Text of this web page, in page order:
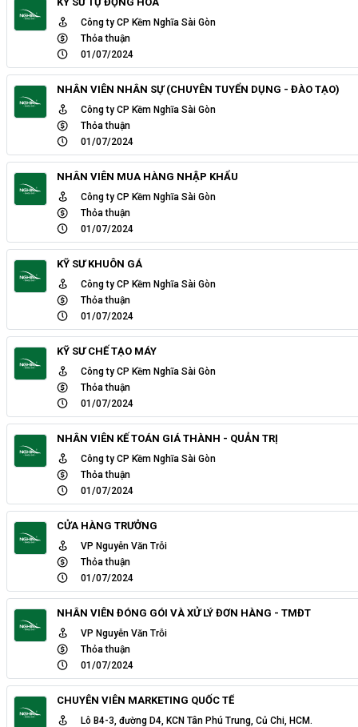
Công ty CP Kềm Nghĩa Sài Gòn
Thỏa thuận
01/07/2024
NHÂN VIÊN NHÂN SỰ (CHUYÊN TUYỂN DỤNG - ĐÀO TẠO)
Công ty CP Kềm Nghĩa Sài Gòn
Thỏa thuận
01/07/2024
NHÂN VIÊN MUA HÀNG NHẬP KHẨU
Công ty CP Kềm Nghĩa Sài Gòn
Thỏa thuận
01/07/2024
KỸ SƯ KHUÔN GÁ
Công ty CP Kềm Nghĩa Sài Gòn
Thỏa thuận
01/07/2024
KỸ SƯ CHẾ TẠO MÁY
Công ty CP Kềm Nghĩa Sài Gòn
Thỏa thuận
01/07/2024
NHÂN VIÊN KẾ TOÁN GIÁ THÀNH - QUẢN TRỊ
Công ty CP Kềm Nghĩa Sài Gòn
Thỏa thuận
01/07/2024
CỬA HÀNG TRƯỞNG
VP Nguyễn Văn Trỗi
Thỏa thuận
01/07/2024
NHÂN VIÊN ĐÓNG GÓI VÀ XỬ LÝ ĐƠN HÀNG - TMĐT
VP Nguyễn Văn Trỗi
Thỏa thuận
01/07/2024
CHUYÊN VIÊN MARKETING QUỐC TẾ
Lô B4-3, đường D4, KCN Tân Phú Trung, Củ Chi, HCM.